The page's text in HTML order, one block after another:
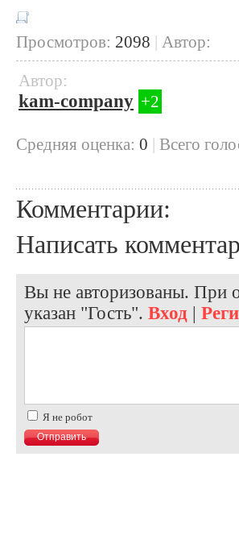
Просмотров: 2098 | Автор:
Автор:
kam-company +2
Cредняя оценка: 0 | Всего
Комментарии:
Написать
Вы не авторизованы. При
указан "Гость". Вход |
Я не робот